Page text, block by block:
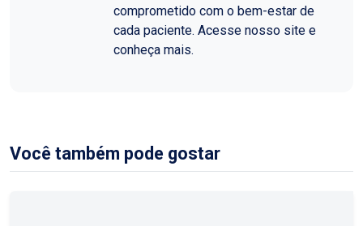
comprometido com o bem-estar de
cada paciente. Acesse nosso site e
conheça mais.
Você também pode gostar